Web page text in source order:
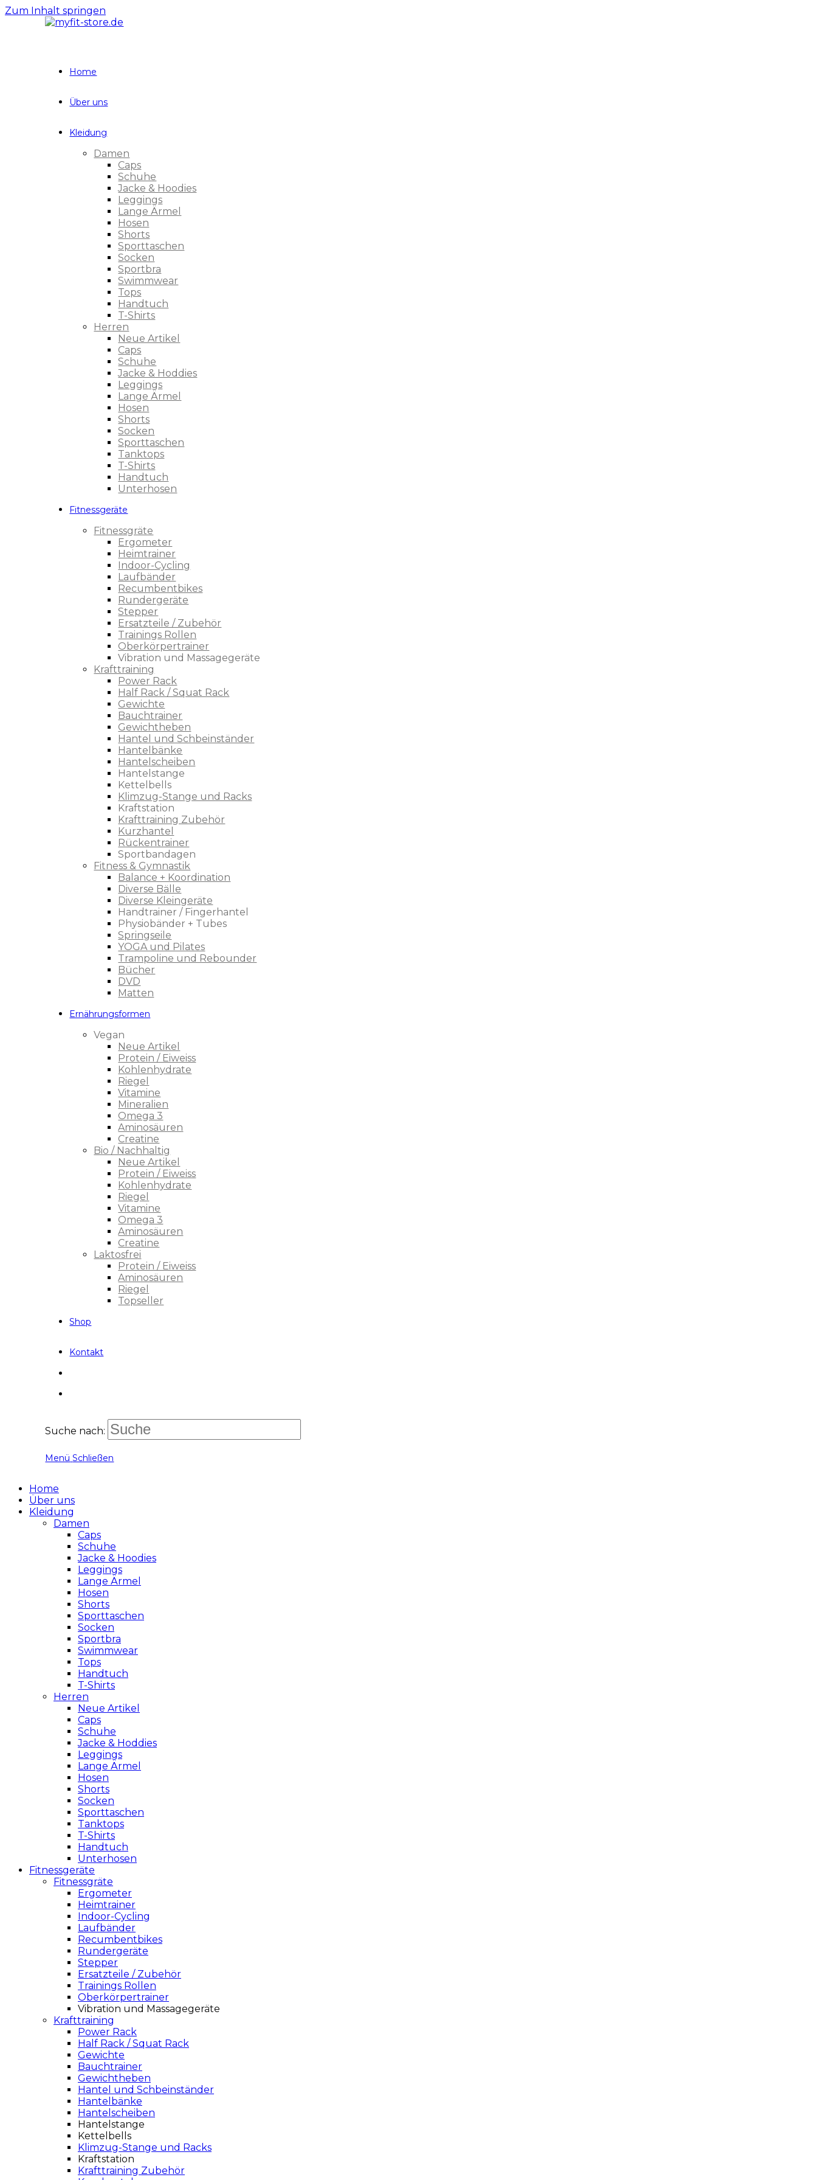
Zum Inhalt springen
Home
Über uns
Kleidung
Damen
Caps
Schuhe
Jacke & Hoodies
Leggings
Lange Ärmel
Hosen
Shorts
Sporttaschen
Socken
Sportbra
Swimmwear
Tops
Handtuch
T-Shirts
Herren
Neue Artikel
Caps
Schuhe
Jacke & Hoddies
Leggings
Lange Ärmel
Hosen
Shorts
Socken
Sporttaschen
Tanktops
T-Shirts
Handtuch
Unterhosen
Fitnessgeräte
Fitnessgräte
Ergometer
Heimtrainer
Indoor-Cycling
Laufbänder
Recumbentbikes
Rundergeräte
Stepper
Ersatzteile / Zubehör
Trainings Rollen
Oberkörpertrainer
Vibration und Massagegeräte
Krafttraining
Power Rack
Half Rack / Squat Rack
Gewichte
Bauchtrainer
Gewichtheben
Hantel und Schbeinständer
Hantelbänke
Hantelscheiben
Hantelstange
Kettelbells
Klimzug-Stange und Racks
Kraftstation
Krafttraining Zubehör
Kurzhantel
Rückentrainer
Sportbandagen
Fitness & Gymnastik
Balance + Koordination
Diverse Bälle
Diverse Kleingeräte
Handtrainer / Fingerhantel
Physiobänder + Tubes
Springseile
YOGA und Pilates
Trampoline und Rebounder
Bücher
DVD
Matten
Ernährungsformen
Vegan
Neue Artikel
Protein / Eiweiss
Kohlenhydrate
Riegel
Vitamine
Mineralien
Omega 3
Aminosäuren
Creatine
Bio / Nachhaltig
Neue Artikel
Protein / Eiweiss
Kohlenhydrate
Riegel
Vitamine
Omega 3
Aminosäuren
Creatine
Laktosfrei
Protein / Eiweiss
Aminosäuren
Riegel
Topseller
Shop
Kontakt
Suche nach:
Menü Schließen
Home
Über uns
Kleidung
Damen
Caps
Schuhe
Jacke & Hoodies
Leggings
Lange Ärmel
Hosen
Shorts
Sporttaschen
Socken
Sportbra
Swimmwear
Tops
Handtuch
T-Shirts
Herren
Neue Artikel
Caps
Schuhe
Jacke & Hoddies
Leggings
Lange Ärmel
Hosen
Shorts
Socken
Sporttaschen
Tanktops
T-Shirts
Handtuch
Unterhosen
Fitnessgeräte
Fitnessgräte
Ergometer
Heimtrainer
Indoor-Cycling
Laufbänder
Recumbentbikes
Rundergeräte
Stepper
Ersatzteile / Zubehör
Trainings Rollen
Oberkörpertrainer
Vibration und Massagegeräte
Krafttraining
Power Rack
Half Rack / Squat Rack
Gewichte
Bauchtrainer
Gewichtheben
Hantel und Schbeinständer
Hantelbänke
Hantelscheiben
Hantelstange
Kettelbells
Klimzug-Stange und Racks
Kraftstation
Krafttraining Zubehör